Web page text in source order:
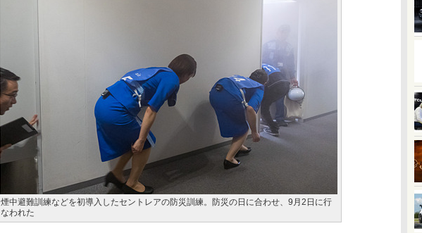
煙中避難訓練などを初導入したセントレアの防災訓練。防災の日に合わせ、9月2日に行
なわれた